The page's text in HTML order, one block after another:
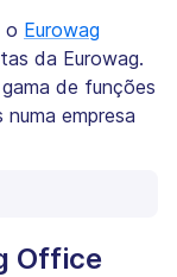
o Eurowag
da Eurowag.
de funções
empresa
Office